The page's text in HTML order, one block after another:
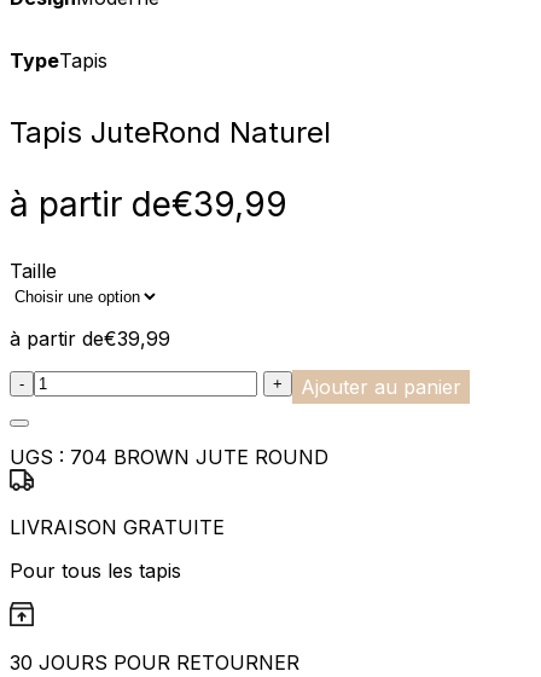
TypeTapis
Tapis JuteRond Naturel
à partir de€39,99
Taille
à partir de€39,99
:product_name quantity
- + Ajouter au panier
UGS : 704 BROWN JUTE ROUND
LIVRAISON GRATUITE
Pour tous les tapis
30 JOURS POUR RETOURNER